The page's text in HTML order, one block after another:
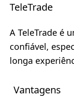
TeleTrade
A TeleTrade é
confiável,
longa
Vantagens